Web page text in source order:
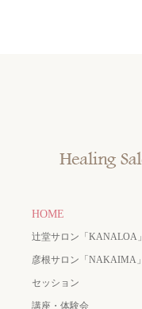
HOME
辻堂サロン「KANALOA」
彦根サロン「NAKAIMA」
セッション
講座・体験会